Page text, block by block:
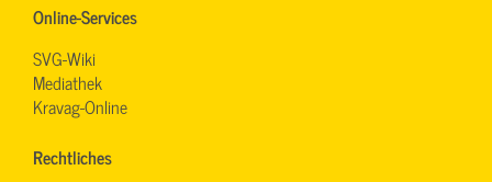
Online-Services
SVG-Wiki
Mediathek
Kravag-Online
Rechtliches